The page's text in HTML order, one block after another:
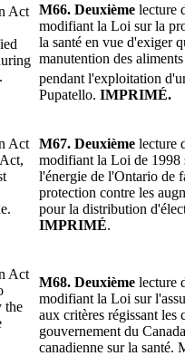
Act
M66. Deuxième lecture
modifiant la Loi sur la
la santé en vue d'exiger
manutention des
pendant l'exploitation
Pupatello. IMPRIMÉ.
Act
M67. Deuxième lecture
modifiant la Loi de 1998
l'énergie de l'Ontario de
protection contre les
pour la distribution
IMPRIMÉ.
Act
the
M68. Deuxième lecture
modifiant la Loi sur
aux critères régissant les
gouvernement du
canadienne sur la santé.